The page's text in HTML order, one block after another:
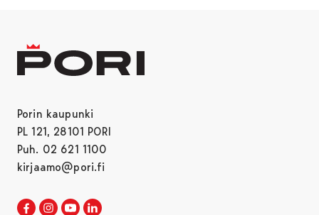
Porin kaupunki
PL 121, 28101 PORI
Puh. 02 621 1100
kirjaamo@pori.fi
Porin kaupunki Facebookissa
Avautuu uudessa välilehdessä
Porin kaupunki Instagramissa
Avautuu uudessa välilehdessä
Porin kaupunki Youtubessa
Avautuu uudessa välilehdessä